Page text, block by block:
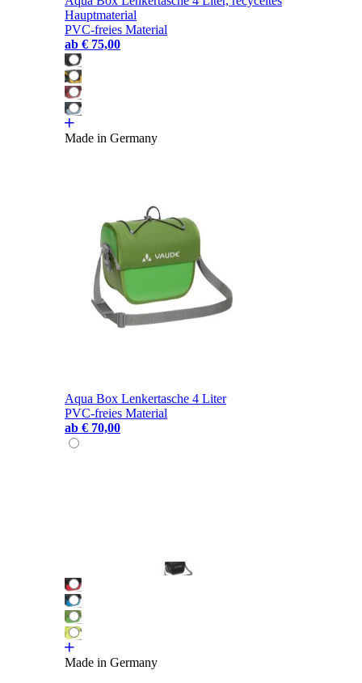
Hauptmaterial
PVC-freies Material
ab € 75,00
Made in Germany
Aqua Box Lenkertasche 4 Liter
PVC-freies Material
ab € 70,00
Made in Germany